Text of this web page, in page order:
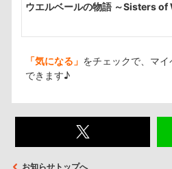
ウエルベールの物語 ～Sisters
「気になる」 をチェックで、マ
できます♪
お知らせトップへ